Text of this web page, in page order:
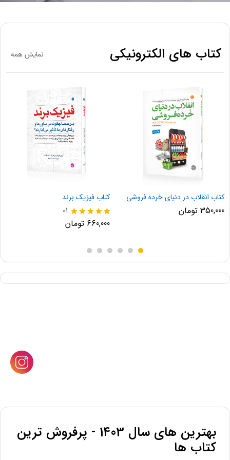
کتاب های الکترونیکی نمایش همه
کتاب فیزیک برند
نمره
5.00
01
660,000 تومان
کتاب انقلاب در دنیای خرده فروشی
350,000 تومان
بهترین های سال 1403 - پرفروش ترین
کتاب ها